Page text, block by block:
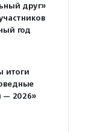
друг»
год
итоги
— 2026»